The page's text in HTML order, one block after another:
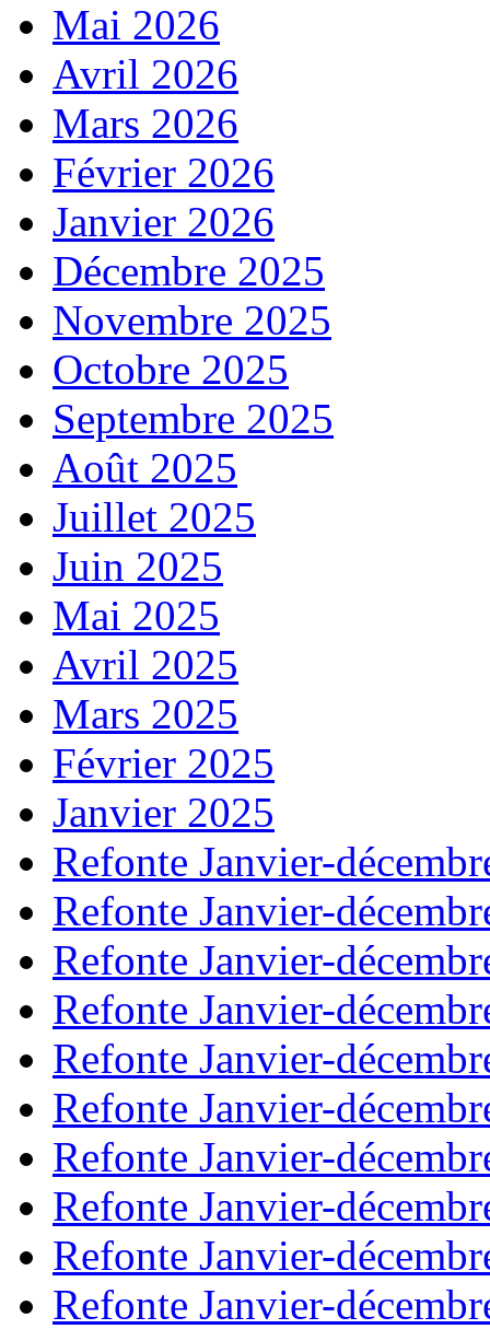
Mai 2026
Avril 2026
Mars 2026
Février 2026
Janvier 2026
Décembre 2025
Novembre 2025
Octobre 2025
Septembre 2025
Août 2025
Juillet 2025
Juin 2025
Mai 2025
Avril 2025
Mars 2025
Février 2025
Janvier 2025
Refonte Janvier-
Refonte Janvier-
Refonte Janvier-
Refonte Janvier-
Refonte Janvier-
Refonte Janvier-
Refonte Janvier-
Refonte Janvier-
Refonte Janvier-
Refonte Janvier-